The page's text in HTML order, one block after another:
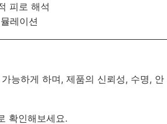
피로 해석
레이션
능하게 하며, 제품의 신뢰성, 수명, 안
확인해보세요.